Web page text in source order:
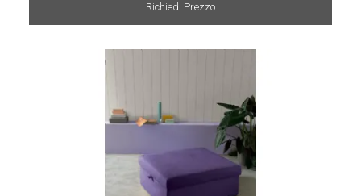
Richiedi Prezzo